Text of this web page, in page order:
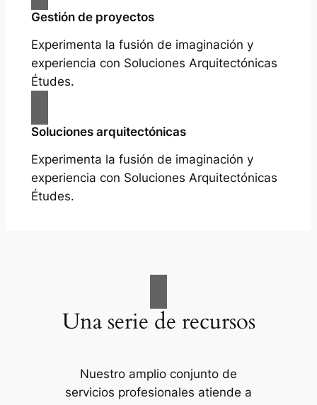
Gestión de proyectos
Experimenta la fusión de imaginación y
experiencia con Soluciones Arquitectónicas
Études.
Soluciones arquitectónicas
Experimenta la fusión de imaginación y
experiencia con Soluciones Arquitectónicas
Études.
Una serie de recursos
Nuestro amplio conjunto de
servicios profesionales atiende a